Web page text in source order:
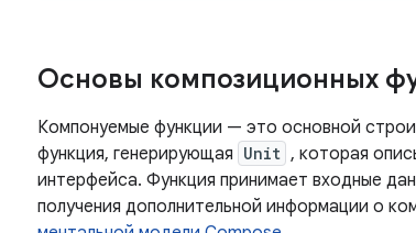
Основы композиционных
Компонуемые функции — это основной
функция, генерирующая Unit , которая
интерфейса. Функция принимает входные
получения дополнительной информации о